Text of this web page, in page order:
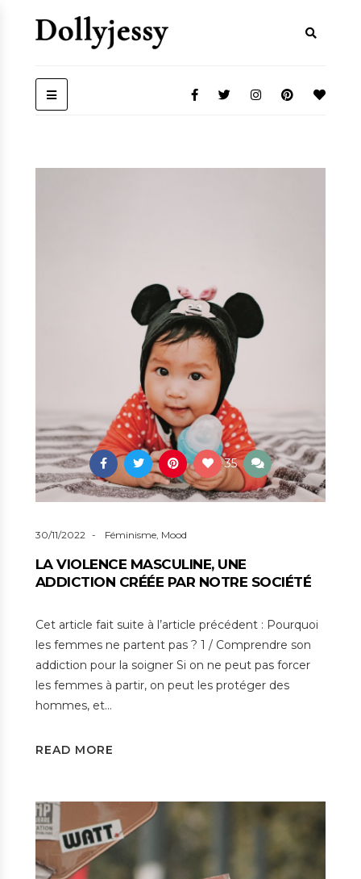
35
30/11/2022 Féminisme, Mood
LA VIOLENCE MASCULINE, UNE
ADDICTION CRÉÉE PAR NOTRE SOCIÉTÉ
Cet article fait suite à l’article précédent : Pourquoi
les femmes ne partent pas ? 1 / Comprendre son
addiction pour la soigner Si on ne peut pas forcer
les femmes à partir, on peut les protéger des
hommes, et…
READ MORE